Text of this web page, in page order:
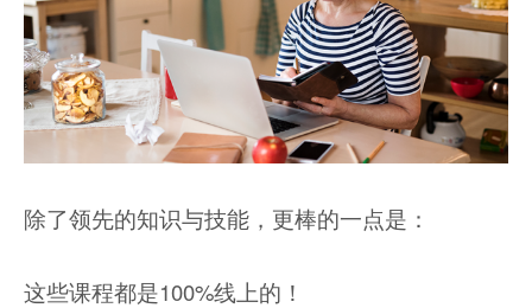
除了领先的知识与技能，更棒的一点是：
这些课程都是100%线上的！